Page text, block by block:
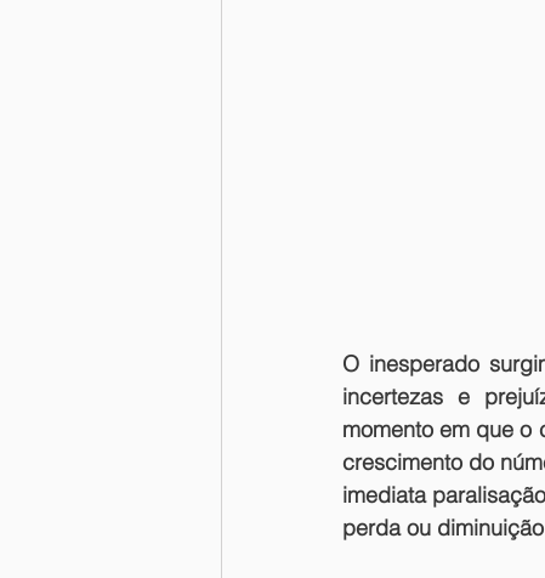
O inesperado
incertezas e
momento em que o
crescimento do
imediata
perda ou